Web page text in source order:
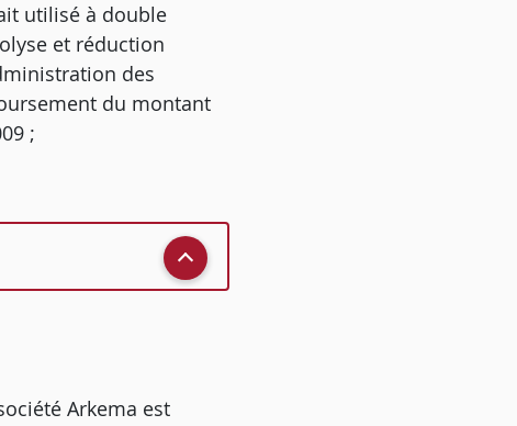
utilisé à double
et réduction
des
du montant
;
Arkema est